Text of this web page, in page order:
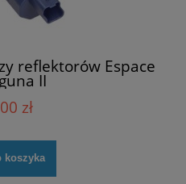
reflektorów Espace
II
zł
koszyka